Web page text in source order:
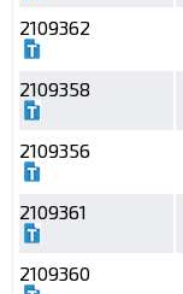
2109362
2109358
2109356
2109361
2109360